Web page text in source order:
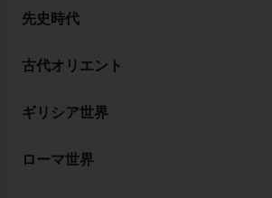
先史時代
古代オリエント
ギリシア世界
ローマ世界